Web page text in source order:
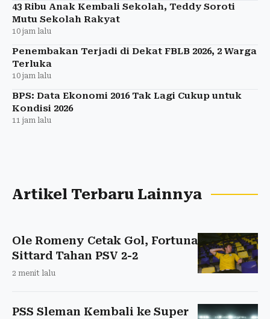
43 Ribu Anak Kembali Sekolah, Teddy Soroti
Mutu Sekolah Rakyat
10 jam lalu
Penembakan Terjadi di Dekat FBLB 2026, 2 Warga
Terluka
10 jam lalu
BPS: Data Ekonomi 2016 Tak Lagi Cukup untuk
Kondisi 2026
11 jam lalu
Artikel Terbaru Lainnya
Ole Romeny Cetak Gol, Fortuna
Sittard Tahan PSV 2-2
2 menit lalu
PSS Sleman Kembali ke Super